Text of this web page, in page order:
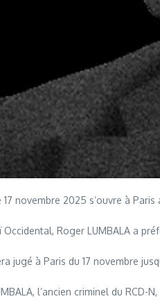
novembre 2025 s’ouvre à
Occidental, Roger LUMBALA a
jugé à Paris du 17 novembre
l’ancien criminel du